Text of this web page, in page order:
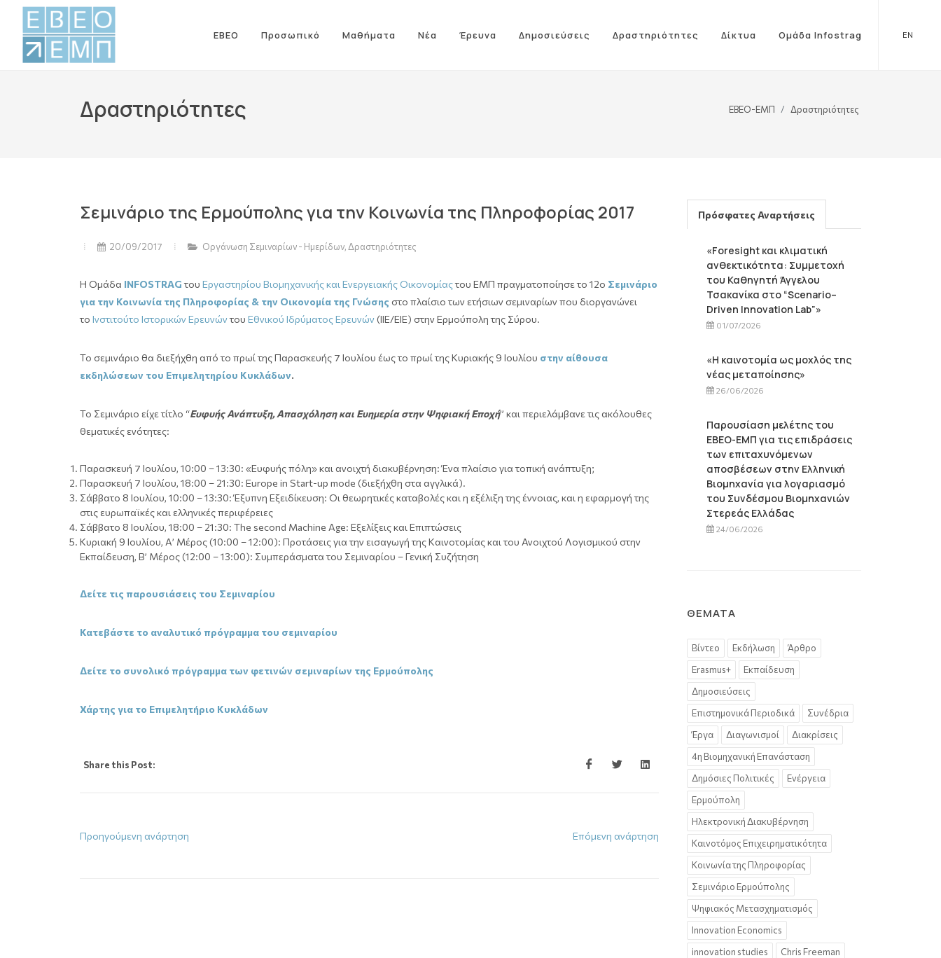
EN
ΕΒΕΟ Προσωπικό Μαθήματα Νέα Έρευνα Δημοσιεύσεις Δραστηριότητες Δίκτυα Ομάδα Infostrag
Δραστηριότητες ΕΒΕΟ-ΕΜΠ Δραστηριότητες
Σεμινάριο της Ερμούπολης για την Κοινωνία της Πληροφορίας 2017
20/09/2017 Οργάνωση Σεμιναρίων - Ημερίδων, Δραστηριότητες
Η Ομάδα INFOSTRAGτου Εργαστηρίου Βιομηχανικής και Ενεργειακής Οικονομίαςτου ΕΜΠ πραγματοποίησε το 12ο Σεμινάριο
για την Κοινωνία της Πληροφορίας & την Οικονομία της Γνώσης στο πλαίσιο των ετήσιων σεμιναρίων που διοργανώνει
το Ινστιτούτο Ιστορικών Ερευνώντου Εθνικού Ιδρύματος Ερευνών(ΙIΕ/ΕΙΕ) στην Ερμούπολη της Σύρου.
Το σεμινάριο θα διεξήχθη από το πρωί της Παρασκευής 7 Ιουλίου έως το πρωί της Κυριακής 9 Ιουλίου στην αίθουσα
εκδηλώσεων του Επιμελητηρίου Κυκλάδων.
Το Σεμινάριο είχε τίτλο “Ευφυής Ανάπτυξη, Απασχόληση και Ευημερία στην Ψηφιακή Εποχή” και περιελάμβανε τις ακόλουθες
θεματικές ενότητες:
Παρασκευή 7 Ιουλίου, 10:00 – 13:30: «Ευφυής πόλη» και ανοιχτή διακυβέρνηση: Ένα πλαίσιο για τοπική ανάπτυξη;
Παρασκευή 7 Ιουλίου, 18:00 – 21:30: Europe in Start-up mode (διεξήχθη στα αγγλικά).
Σάββατο 8 Ιουλίου, 10:00 – 13:30: Έξυπνη Εξειδίκευση: Οι θεωρητικές καταβολές και η εξέλιξη της έννοιας, και η εφαρμογή της
στις ευρωπαϊκές και ελληνικές περιφέρειες
Σάββατο 8 Ιουλίου, 18:00 – 21:30: The second Machine Age: Εξελίξεις και Επιπτώσεις
Κυριακή 9 Ιουλίου, Α’ Μέρος (10:00 – 12:00): Προτάσεις για την εισαγωγή της Καινοτομίας και του Ανοιχτού Λογισμικού στην
Εκπαίδευση, Β’ Μέρος (12:00 – 13:00): Συμπεράσματα του Σεμιναρίου – Γενική Συζήτηση
Δείτε τις παρουσιάσεις του Σεμιναρίου
Κατεβάστε το αναλυτικό πρόγραμμα του σεμιναρίου
Δείτε το συνολικό πρόγραμμα των φετινών σεμιναρίων της Ερμούπολης
Χάρτης για το Επιμελητήριο Κυκλάδων
Share this Post:
Προηγούμενη ανάρτηση Επόμενη ανάρτηση
Πρόσφατες Αναρτήσεις
«Foresight και κλιματική
ανθεκτικότητα: Συμμετοχή
του Καθηγητή Άγγελου
Τσακανίκα στο “Scenario–
Driven Innovation Lab”»
01/07/2026
«Η καινοτομία ως μοχλός της
νέας μεταποίησης»
26/06/2026
Παρουσίαση μελέτης του
ΕΒΕΟ-ΕΜΠ για τις επιδράσεις
των επιταχυνόμενων
αποσβέσεων στην Ελληνική
Βιομηχανία για λογαριασμό
του Συνδέσμου Βιομηχανιών
Στερεάς Ελλάδας
24/06/2026
ΘΈΜΑΤΑ
Βίντεο Εκδήλωση
Άρθρο
Erasmus+
Εκπαίδευση
Δημοσιεύσεις
Επιστημονικά Περιοδικά
Συνέδρια
Έργα
Διαγωνισμοί
Διακρίσεις
4η Βιομηχανική Επανάσταση
Δημόσιες Πολιτικές
Ενέργεια
Ερμούπολη
Ηλεκτρονική Διακυβέρνηση
Καινοτόμος Επιχειρηματικότητα
Κοινωνία της Πληροφορίας
Σεμινάριο Ερμούπολης
Ψηφιακός Μετασχηματισμός
Innovation Economics
innovation studies
Chris Freeman